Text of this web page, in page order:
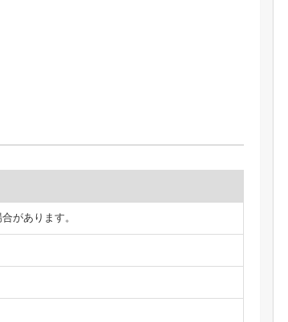
があります。